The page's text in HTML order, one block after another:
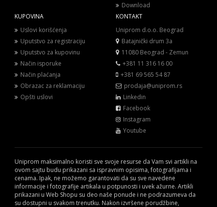
Download
KUPOVINA
Uslovi korišćenja
Uputstvo za registraciju
Uputstvo za kupovinu
Način isporuke
Način plaćanja
Obrazac za reklamaciju
Opšti uslovi
KONTAKT
Uniprom d.o.o. Beograd
Batajnički drum 3a
11080 Beograd - Zemun
+381 11 316 16 00
+381 69 565 54 87
prodaja@uniprom.rs
Linkedin
Facebook
Instagram
Youtube
Uniprom maksimalno koristi sve svoje resurse da Vam svi artikli na
ovom sajtu budu prikazani sa ispravnim opisima, fotografijama i
cenama. Ipak, ne možemo garantovati da su sve navedene
informacije i fotografije artikala u potpunosti i uvek ažurne. Artikli
prikazani u Web Shopu su deo naše ponude i ne podrazumeva da
su dostupni u svakom trenutku. Nakon izvršene porudžbine,